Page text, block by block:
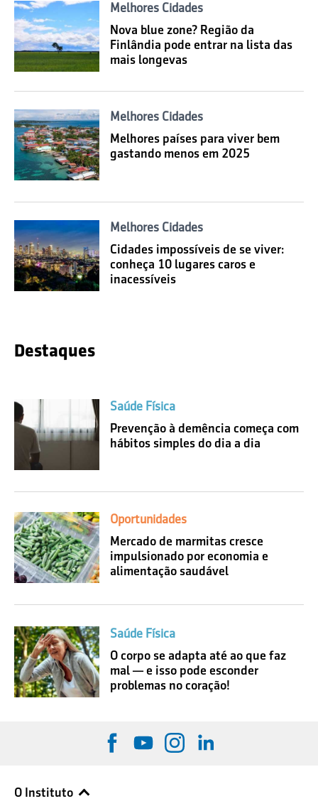
Melhores Cidades
Nova blue zone? Região da
Finlândia pode entrar na lista das
mais longevas
Melhores Cidades
Melhores países para viver bem
gastando menos em 2025
Melhores Cidades
Cidades impossíveis de se viver:
conheça 10 lugares caros e
inacessíveis
Destaques
Saúde Física
Prevenção à demência começa com
hábitos simples do dia a dia
Oportunidades
Mercado de marmitas cresce
impulsionado por economia e
alimentação saudável
Saúde Física
O corpo se adapta até ao que faz
mal — e isso pode esconder
problemas no coração!
O Instituto